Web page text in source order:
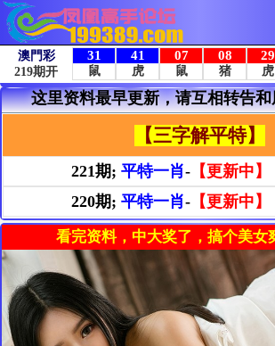
这里资料最早更新，请互相转告
【三字解平特】
221期; 平特一肖-【更新中】
220期; 平特一肖-【更新中】
看完资料，中大奖了，搞个美女